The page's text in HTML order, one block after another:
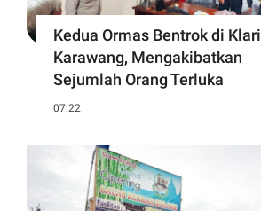
Kedua Ormas Bentrok di Klari
Karawang, Mengakibatkan
Sejumlah Orang Terluka
07:22